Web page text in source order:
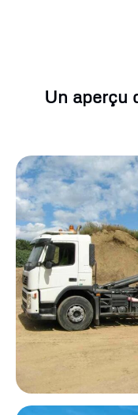
Un aperçu